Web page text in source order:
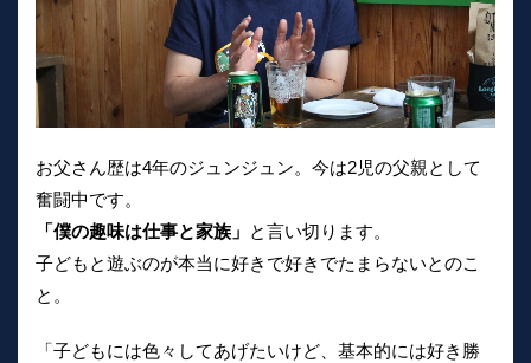
お父さん歴は4年のジュンジュン。今は2児の父親として
奮闘中です。
「僕の趣味は仕事と家族」 と言い切ります。
子どもと遊ぶのが本当に好きで好きでたまらないとのこ
と。
「子どもには色々してあげたいけど、基本的には好き勝